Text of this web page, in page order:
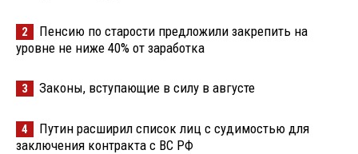
2
Пенсию по старости предложили закрепить на
уровне не ниже 40% от заработка
3 Законы, вступающие в силу в августе
4
Путин расширил список лиц с судимостью для
заключения контракта с ВС РФ